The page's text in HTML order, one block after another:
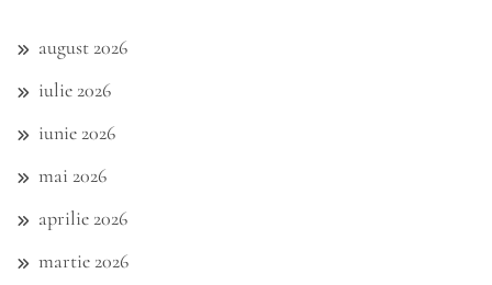
august 2026
iulie 2026
iunie 2026
mai 2026
aprilie 2026
martie 2026